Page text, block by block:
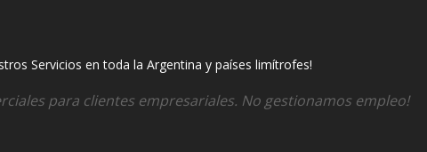
Servicios en toda la Argentina y países limítrofes!
para clientes empresariales. No gestionamos empleo!